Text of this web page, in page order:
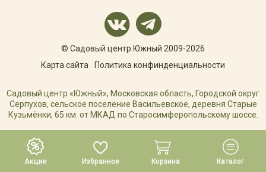
Акции Избранное Корзина Каталог
© Садовый центр Южный 2009-2026
Карта сайта
Политика конфинденциальности
Садовый центр «Южный», Московская область, Городской округ
Серпухов, сельское поселение Васильевское, деревня Старые
Кузьмёнки, 65 км. от МКАД по Старосимферопольскому шоссе.
РАЗРАБОТКА САЙТА